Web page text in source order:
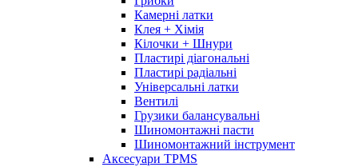
Камерні латки
Клея + Хімія
Кілочки + Шнури
Пластирі діагональні
Пластирі радіальні
Універсальні латки
Вентилі
Грузики балансувальні
Шиномонтажні пасти
Шиномонтажний інструмент
Аксесуари TPMS